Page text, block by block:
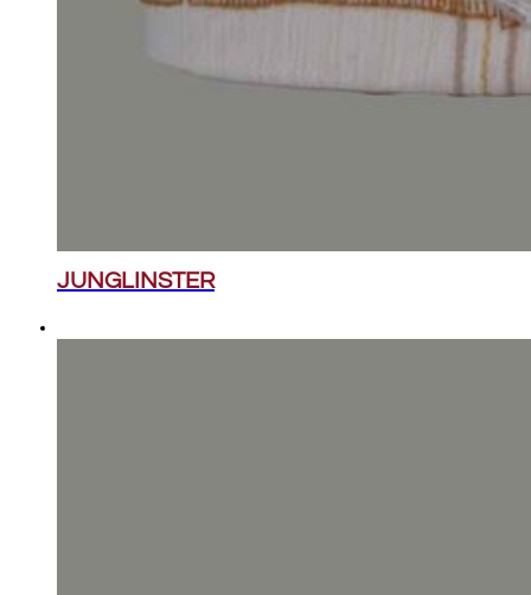
JUNGLINSTER